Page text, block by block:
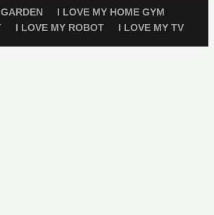
I LOVE MY HOME GYM
I LOVE MY ROBOT I LOVE MY TV